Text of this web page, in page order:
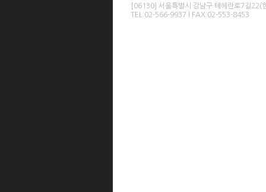
[06130] 서울특별시 강남구 테헤란로7길22(
TEL:02-566-9937 l FAX:02-553-8453